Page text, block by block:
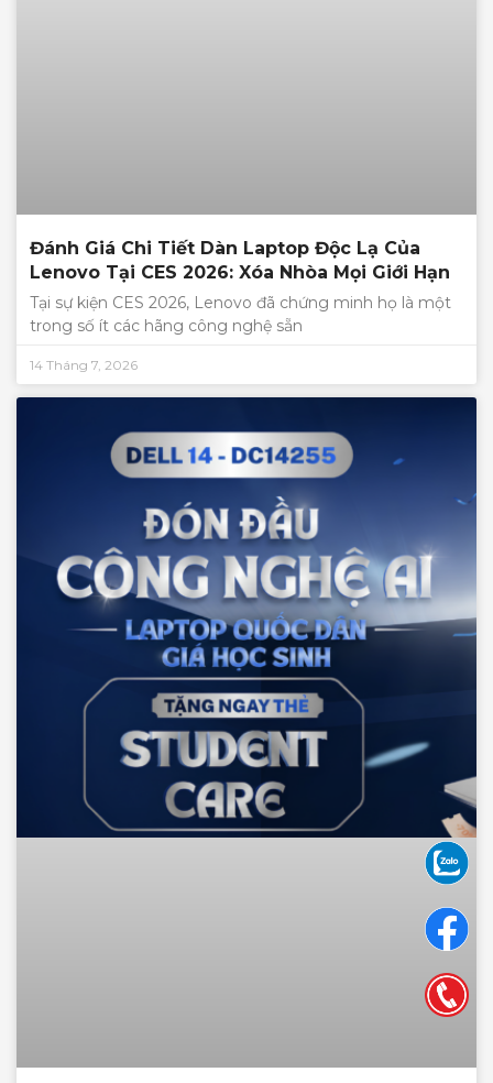
Đánh Giá Chi Tiết Dàn Laptop Độc Lạ Của
Lenovo Tại CES 2026: Xóa Nhòa Mọi Giới Hạn
Tại sự kiện CES 2026, Lenovo đã chứng minh họ là một
trong số ít các hãng công nghệ sẵn
14 Tháng 7, 2026